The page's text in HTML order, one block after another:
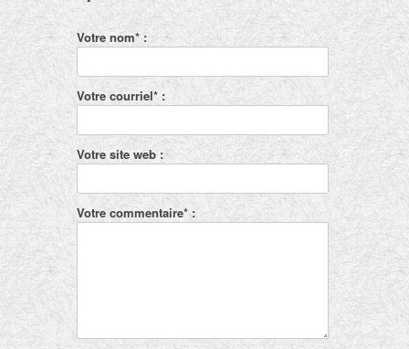
Votre nom* :
Votre courriel* :
Votre site web :
Votre commentaire* :